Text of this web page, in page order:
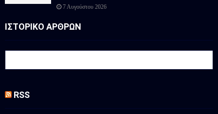
7 Αυγούστου 2026
ΙΣΤΟΡΙΚΟ ΑΡΘΡΩΝ
RSS